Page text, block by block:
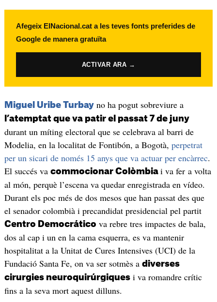
Afegeix ElNacional.cat a les teves fonts preferides de
Google de manera gratuïta
ACTIVAR ARA →
Miguel Uribe Turbayno ha pogut sobreviure a
l’atemptat que va patir el passat 7 de juny
durant un míting electoral que se celebrava al barri de
Modelia, en la localitat de Fontibón, a Bogotà, perpetrat
per un sicari de només 15 anys que va actuar per encàrrec.
El succés va commocionar Colòmbia i va fer a volta
al món, perquè l’escena va quedar enregistrada en vídeo.
Durant els poc més de dos mesos que han passat des que
el senador colombià i precandidat presidencial pel partit
Centro Democrático va rebre tres impactes de bala,
dos al cap i un en la cama esquerra, es va mantenir
hospitalitat a la Unitat de Cures Intensives (UCI) de la
Fundació Santa Fe, on va ser sotmès a diverses
cirurgies neuroquirúrgiquesi va romandre crític
fins a la seva mort aquest dilluns.